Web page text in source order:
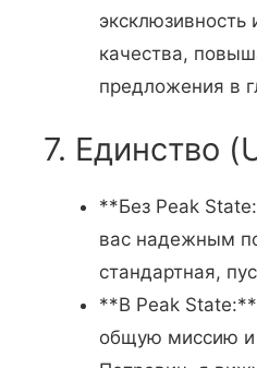
эксклюзивность
качества,
предложения в
7. Единство
**Без Peak
вас надежным
стандартная,
**В Peak
общую миссию и